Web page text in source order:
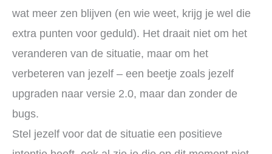
wat meer zen blijven (en wie weet, krijg je wel die
extra punten voor geduld). Het draait niet om het
veranderen van de situatie, maar om het
verbeteren van jezelf – een beetje zoals jezelf
upgraden naar versie 2.0, maar dan zonder de
bugs.
Stel jezelf voor dat de situatie een positieve